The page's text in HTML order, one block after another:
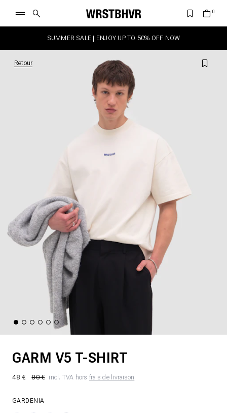
SUMMER SALE | ENJOY UP TO 50% OFF NOW
Retour
GARM V5 T-SHIRT
48 € 80 € incl. TVA hors frais de livraison
GARDENIA